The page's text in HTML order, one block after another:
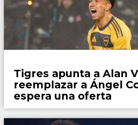
Tigres apunta a Alan
reemplazar a Ángel
espera una oferta